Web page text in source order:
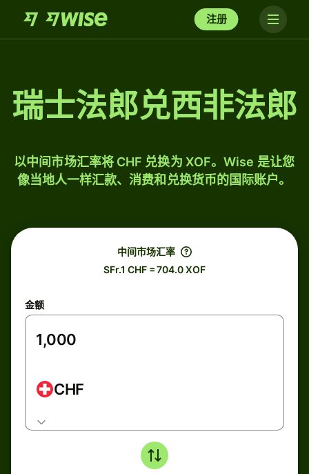
注册
瑞士法郎兑西非法郎
以中间市场汇率将 CHF 兑换为 XOF。Wise 是让您
像当地人一样汇款、消费和兑换货币的国际账户。
中间市场汇率
SFr.1 CHF = 704.0 XOF
金额
CHF